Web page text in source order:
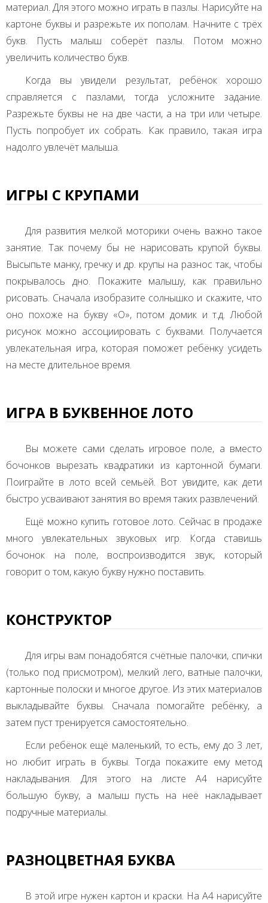
материал. Для этого можно играть в пазлы. Нарисуйте на
картоне буквы и разрежьте их пополам. Начните с трёх
букв. Пусть малыш соберёт пазлы. Потом можно
увеличить количество букв.
Когда вы увидели результат, ребёнок хорошо
справляется с пазлами, тогда усложните задание.
Разрежьте буквы не на две части, а на три или четыре.
Пусть попробует их собрать. Как правило, такая игра
надолго увлечёт малыша.
ИГРЫ С КРУПАМИ
Для развития мелкой моторики очень важно такое
занятие. Так почему бы не нарисовать крупой буквы.
Высыпьте манку, гречку и др. крупы на разнос так, чтобы
покрывалось дно. Покажите малышу, как правильно
рисовать. Сначала изобразите солнышко и скажите, что
оно похоже на букву «О», потом домик и т.д. Любой
рисунок можно ассоциировать с буквами. Получается
увлекательная игра, которая поможет ребёнку усидеть
на месте длительное время.
ИГРА В БУКВЕННОЕ ЛОТО
Вы можете сами сделать игровое поле, а вместо
бочонков вырезать квадратики из картонной бумаги.
Поиграйте в лото всей семьёй. Вот увидите, как дети
быстро усваивают занятия во время таких развлечений.
Ещё можно купить готовое лото. Сейчас в продаже
много увлекательных звуковых игр. Когда ставишь
бочонок на поле, воспроизводится звук, который
говорит о том, какую букву нужно поставить.
КОНСТРУКТОР
Для игры вам понадобятся счётные палочки, спички
(только под присмотром), мелкий лего, ватные палочки,
картонные полоски и многое другое. Из этих материалов
выкладывайте буквы. Сначала помогайте ребёнку, а
затем пуст тренируется самостоятельно.
Если ребёнок ещё маленький, то есть, ему до 3 лет,
но любит играть в буквы. Тогда покажите ему метод
накладывания. Для этого на листе А4 нарисуйте
большую букву, а малыш пусть на неё накладывает
подручные материалы.
РАЗНОЦВЕТНАЯ БУКВА
В этой игре нужен картон и краски. На А4 нарисуйте